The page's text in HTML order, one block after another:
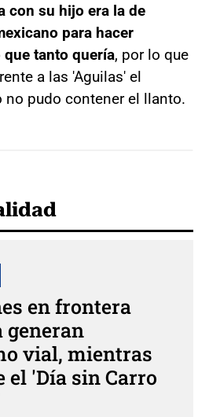
con su hijo era la de
para hacer
tanto quería, por lo que
a las 'Aguilas' el
no pudo contener el llanto.
en frontera
generan
vial, mientras
el 'Día sin Carro